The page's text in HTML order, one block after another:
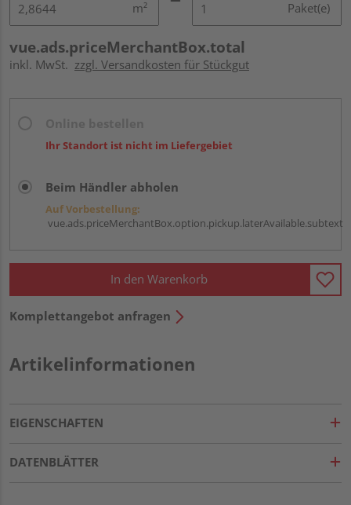
m² Paket(e)
vue.ads.priceMerchantBox.total
inkl. MwSt. zzgl. Versandkosten für Stückgut
Ihr Standort ist nicht im Liefergebiet
Beim Händler abholen
Auf Vorbestellung:
vue.ads.priceMerchantBox.option.pickup.laterAvailable.subtext
In den Warenkorb
Komplettangebot anfragen
Artikelinformationen
EIGENSCHAFTEN
DATENBLÄTTER